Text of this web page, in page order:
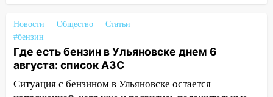
11:16
доску декабристу Кондратию Рылееву
10:40
нашли потерявшегося в заброшенных
Новости Общество
Статьи
#бензин
Где есть бензин в Ульяновске днем 6
августа: список АЗС
Ситуация с бензином в Ульяновске остается